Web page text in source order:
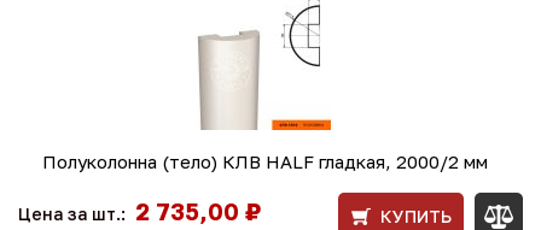
Полуколонна (тело) КЛВ HALF гладкая, 2000/2 мм
Цена за шт.: 2 735,00 ₽ КУПИТЬ